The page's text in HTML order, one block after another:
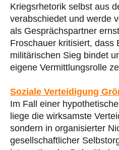
Kriegsrhetorik selbst aus
verabschiedet und werde
als Gesprächspartner
Froschauer kritisiert, dass
militärischen Sieg bindet
eigene Vermittlungsrolle
Soziale Verteidigung
Im Fall einer
liege die wirksamste
sondern in organisierter
gesellschaftlicher